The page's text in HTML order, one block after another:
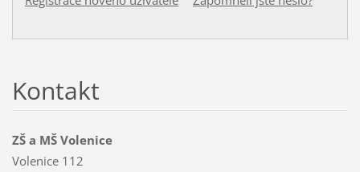
Kontakt
ZŠ a MŠ Volenice
Volenice 112